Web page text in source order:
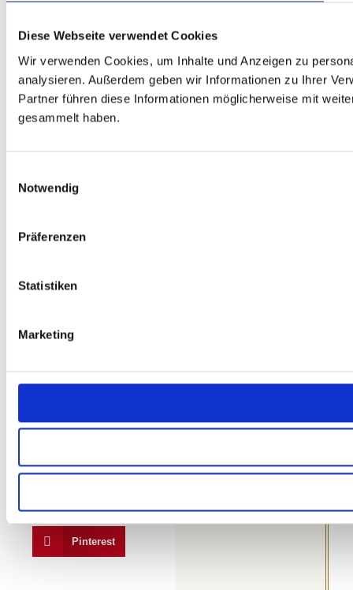
Diese Webseite verwendet Cookies
Wir verwenden Cookies, um Inhalte und Anzeigen zu
analysieren. Außerdem geben wir Informationen zu Ihrer
Partner führen diese Informationen möglicherweise mit
gesammelt haben.
Notwendig
Präferenzen
Statistiken
Marketing
Glück und Erfolg!
Reddit
Telegram
Pinterest